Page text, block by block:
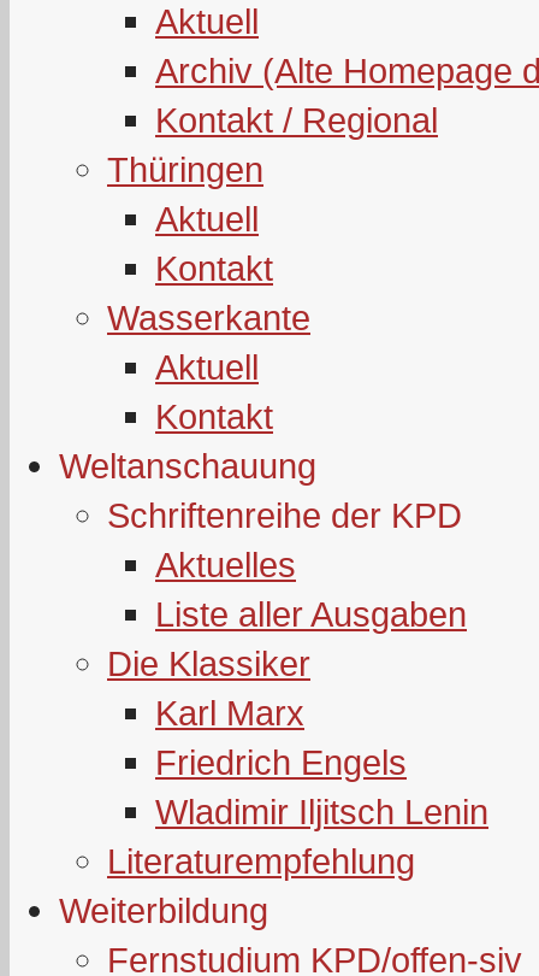
Aktuell
Archiv (Alte Homepage
Kontakt / Regional
Thüringen
Aktuell
Kontakt
Wasserkante
Aktuell
Kontakt
Weltanschauung
Schriftenreihe der KPD
Aktuelles
Liste aller Ausgaben
Die Klassiker
Karl Marx
Friedrich Engels
Wladimir Iljitsch Lenin
Literaturempfehlung
Weiterbildung
Fernstudium KPD/offen-siv